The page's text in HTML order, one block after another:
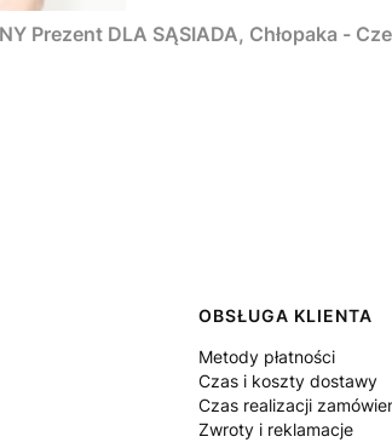
Prezent DLA SĄSIADA, Chłopaka -
OBSŁUGA KLIENTA
Metody płatności
Czas i koszty dostawy
Czas realizacji
Zwroty i reklamacje